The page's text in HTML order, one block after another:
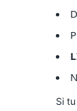
Si